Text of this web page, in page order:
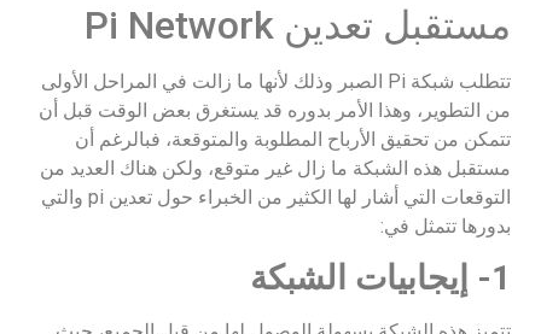
مستقبل تعدين Pi Network
تتطلب شبكة Pi الصبر وذلك لأنها ما زالت في المراحل الأولى
من التطوير، وهذا الأمر بدوره قد يستغرق بعض الوقت قبل أن
تتمكن من تحقيق الأرباح المطلوبة والمتوقعة، فبالرغم أن
مستقبل هذه الشبكة ما زال غير متوقع، ولكن هناك العديد من
التوقعات التي أشار لها الكثير من الخبراء حول تعدين pi والتي
بدورها تتمثل في:
1- إيجابيات الشبكة